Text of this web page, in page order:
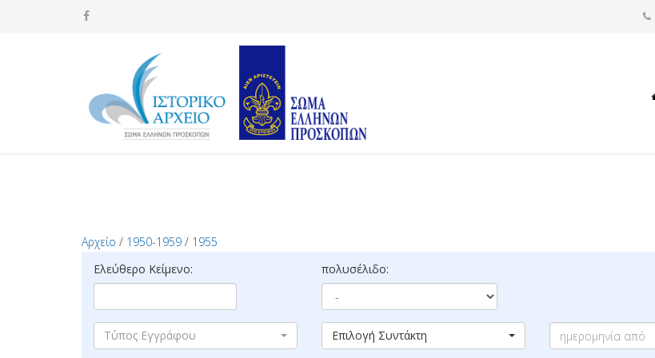
Αρχείο / 1950-1959 / 1955
Ελεύθερο Κείμενο:
πολυσέλιδο:
Τύπος Εγγράφου Επιλογή Συντάκτη